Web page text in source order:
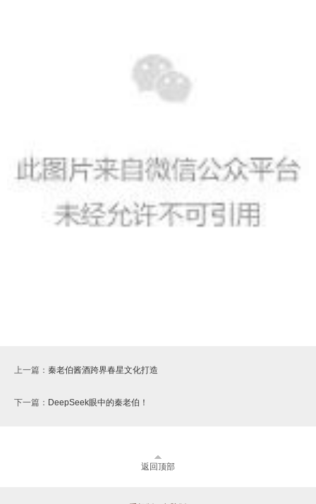
上一篇： 秦老伯酱酒跨界春星文化打造
下一篇： DeepSeek眼中的秦老伯！
返回顶部